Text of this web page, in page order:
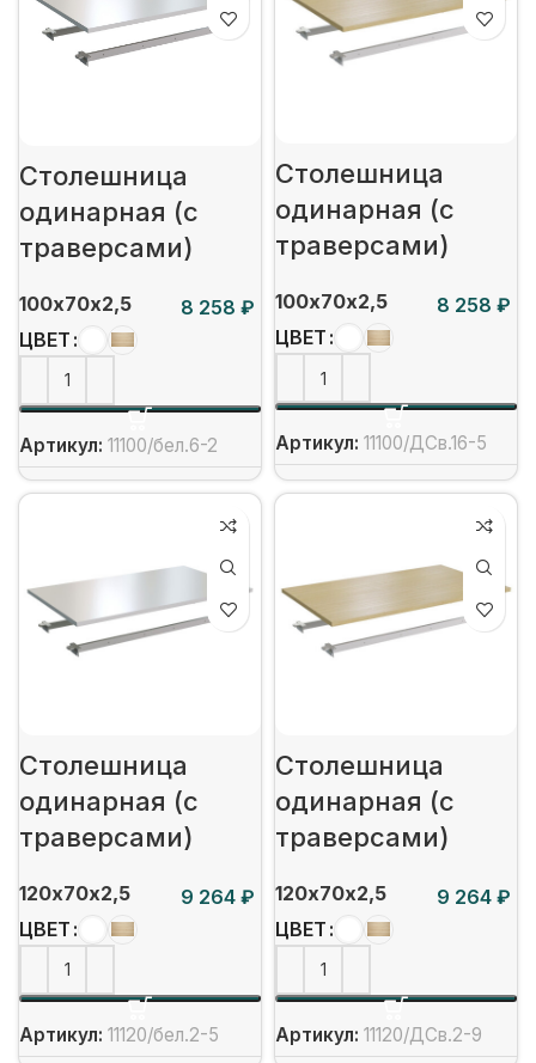
Столешница
одинарная (с
траверсами)
100х70х2,5
₽
ЦВЕТ
Артикул: 11100/бел.6-2
Столешница
одинарная (с
траверсами)
100х70х2,5
₽
ЦВЕТ
Артикул: 11100/ДСв.16-5
Столешница
одинарная (с
траверсами)
120х70х2,5
₽
ЦВЕТ
Артикул: 11120/бел.2-5
Столешница
одинарная (с
траверсами)
120х70х2,5
₽
ЦВЕТ
Артикул: 11120/ДСв.2-9